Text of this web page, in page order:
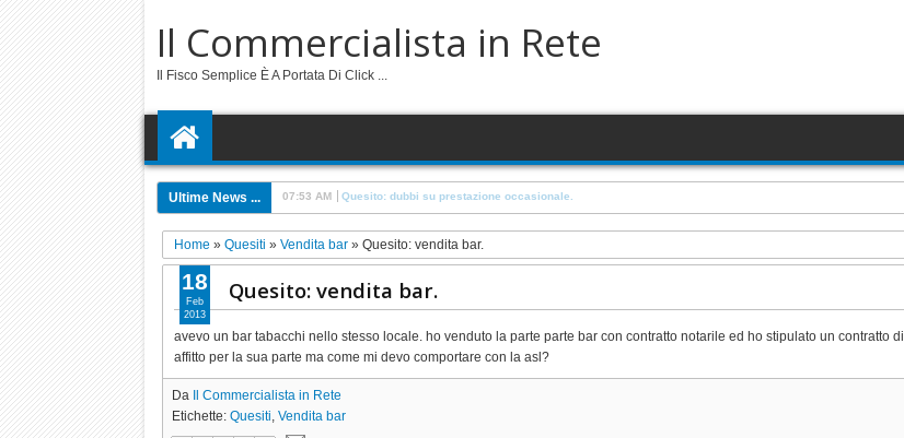
Il Commercialista in Rete
Il Fisco Semplice È A Portata Di Click ...
Ultime News ... 6:57 PM Quesito: cappella societaria su terreno in concessione comunale
Home »Quesiti »Vendita bar »Quesito: vendita bar.
Quesito: vendita bar.
avevo un bar tabacchi nello stesso locale. ho venduto la parte parte bar con contratto notarile ed ho stipulato un contratto di
affitto per la sua parte ma come mi devo comportare con la asl?
18
Feb
2013
Da
Il Commercialista in Rete
Etichette:Quesiti,Vendita bar